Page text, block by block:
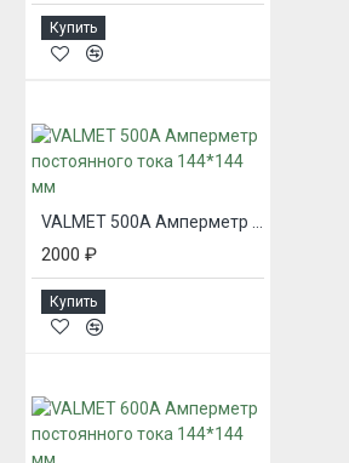
Купить
2000 ₽
Купить